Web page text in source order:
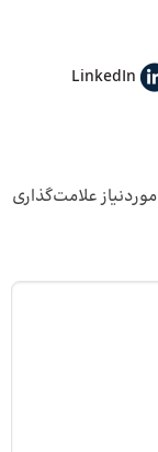
LinkedIn
علامت‌گذاری